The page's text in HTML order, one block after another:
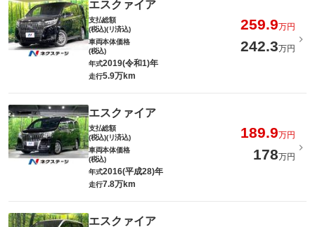
エスクァイア
支払総額
(税込)(リ済込)
259.9万円
車両本体価格
(税込)
242.3万円
年式2019(令和1)年
走行5.9万km
エスクァイア
支払総額
(税込)(リ済込)
189.9万円
車両本体価格
(税込)
178万円
年式2016(平成28)年
走行7.8万km
エスクァイア